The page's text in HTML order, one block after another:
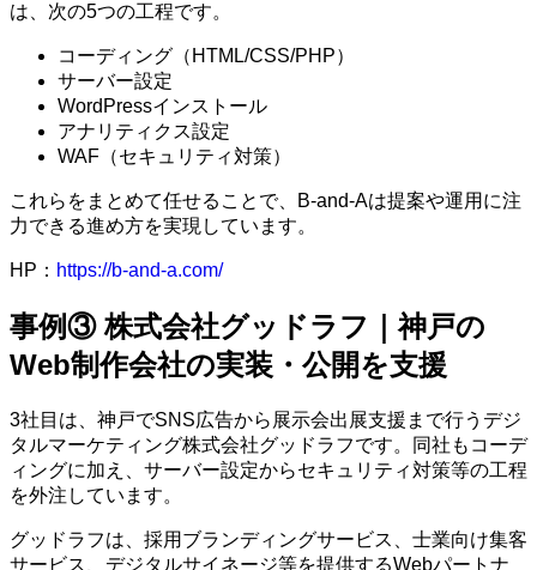
は、次の5つの工程です。
コーディング（HTML/CSS/PHP）
サーバー設定
WordPressインストール
アナリティクス設定
WAF（セキュリティ対策）
これらをまとめて任せることで、B-and-Aは提案や運用に注
力できる進め方を実現しています。
HP： https://b-and-a.com/
事例③ 株式会社グッドラフ｜神戸の
Web制作会社の実装・公開を支援
3社目は、神戸でSNS広告から展示会出展支援まで行うデジ
タルマーケティング株式会社グッドラフです。同社もコーデ
ィングに加え、サーバー設定からセキュリティ対策等の工程
を外注しています。
グッドラフは、採用ブランディングサービス、士業向け集客
サービス、デジタルサイネージ等を提供するWebパートナ